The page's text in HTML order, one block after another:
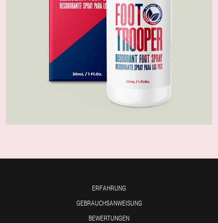
ERFAHRUNG
GEBRAUCHSANWEISUNG
BEWERTUNGEN